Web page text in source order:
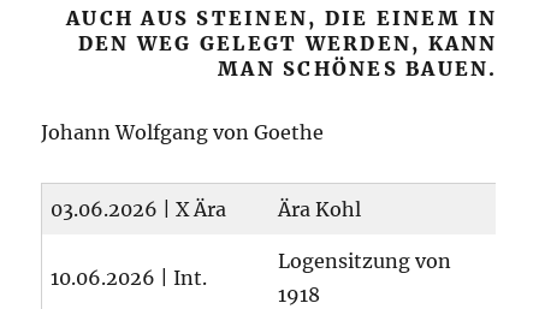
AUCH AUS STEINEN, DIE EINEM IN
DEN WEG GELEGT WERDEN, KANN
MAN SCHÖNES BAUEN.
Johann Wolfgang von Goethe
03.06.2026 | X Ära Ära Kohl
10.06.2026 | Int.
Logensitzung von
1918